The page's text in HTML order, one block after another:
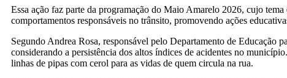
Essa ação faz parte da programação do Maio Amarelo 2026, cujo
comportamentos responsáveis no trânsito, promovendo ações
Segundo Andrea Rosa, responsável pelo Departamento de Educação
considerando a persistência dos altos índices de acidentes no
linhas de pipas com cerol para as vidas de quem circula na rua.